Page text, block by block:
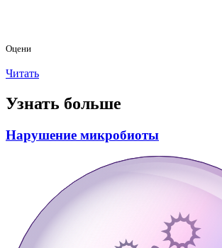
Оцени
Читать
Узнать больше
Нарушение микробиоты